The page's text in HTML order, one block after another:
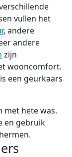
vullen het
, andere
andere
zijn
wooncomfort.
een geurkaars
met hete was.
en gebruik